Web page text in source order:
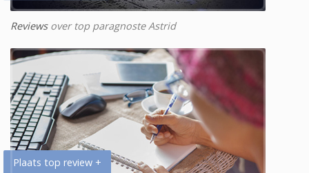
Reviewsover top paragnoste Astrid
Plaats top review +